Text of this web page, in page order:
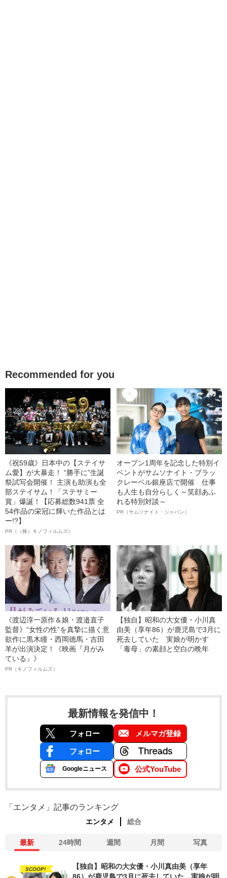
Recommended for you
《祝59歳》日本中の【ステイサ
ム愛】が大暴走！ “勝手に”生誕
祭試写会開催！ 主演も助演も全
部ステイサム！「ステサミー
賞」爆誕！【応募総数941票 全
54作品の栄冠に輝いた作品とは
ー!?】
PR（（株）キノフィルムズ）
オープン1周年を記念した特別イ
ベントがサムソナイト・ブラッ
クレーベル銀座店で開催 仕事
も人生も自分らしく～笑顔あふ
れる特別対談～
PR（サムソナイト・ジャパン）
《渡辺淳一原作＆娘・渡邉直子
監督》“女性の性”を真摯に描く意
欲作に黒木瞳・西岡德馬・吉田
羊が出演決定！《映画『月がみ
ている』》
PR（キノフィルムズ）
【独自】昭和の大女優・小川真
由美（享年86）が鹿児島で3月に
死去していた 実娘が明かす
「毒母」の素顔と空白の晩年
最新情報を発信中！
フォロー メルマガ登録
フォロー
Googleニュース 公式YouTube
「エンタメ」記事のランキング
エンタメ 総合
最新 24時間 週間 月間 写真
SCOOP!
【独自】昭和の大女優・小川真由美（享年